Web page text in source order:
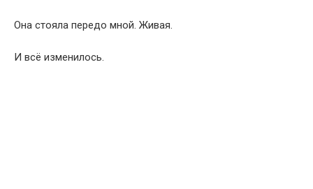
Она стояла передо мной. Живая.
И всё изменилось.